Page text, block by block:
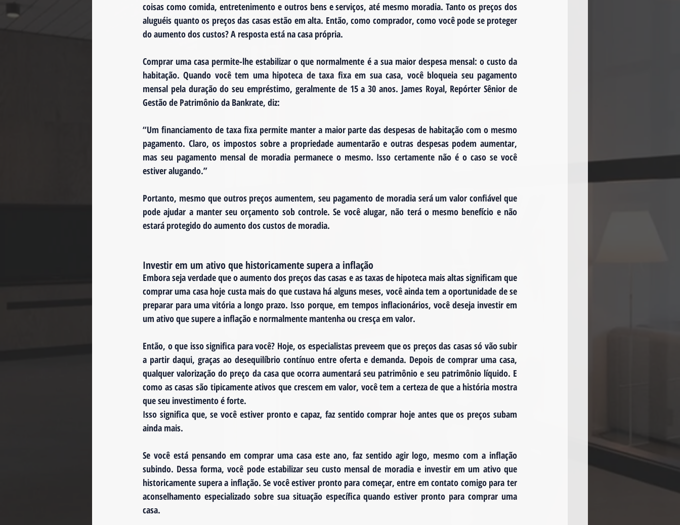
coisas como comida, entretenimento e outros bens e serviços, até mesmo moradia. Tanto os preços dos
aluguéis quanto os preços das casas estão em alta. Então, como comprador, como você pode se proteger
do aumento dos custos? A resposta está na casa própria.
Comprar uma casa permite-lhe estabilizar o que normalmente é a sua maior despesa mensal: o custo da
habitação. Quando você tem uma hipoteca de taxa fixa em sua casa, você bloqueia seu pagamento
mensal pela duração do seu empréstimo, geralmente de 15 a 30 anos. James Royal, Repórter Sênior de
Gestão de Patrimônio da Bankrate, diz:
“Um financiamento de taxa fixa permite manter a maior parte das despesas de habitação com o mesmo
pagamento. Claro, os impostos sobre a propriedade aumentarão e outras despesas podem aumentar,
mas seu pagamento mensal de moradia permanece o mesmo. Isso certamente não é o caso se você
estiver alugando.”
Portanto, mesmo que outros preços aumentem, seu pagamento de moradia será um valor confiável que
pode ajudar a manter seu orçamento sob controle. Se você alugar, não terá o mesmo benefício e não
estará protegido do aumento dos custos de moradia.
Investir em um ativo que historicamente supera a inflação
Embora seja verdade que o aumento dos preços das casas e as taxas de hipoteca mais altas significam que
comprar uma casa hoje custa mais do que custava há alguns meses, você ainda tem a oportunidade de se
preparar para uma vitória a longo prazo. Isso porque, em tempos inflacionários, você deseja investir em
um ativo que supere a inflação e normalmente mantenha ou cresça em valor.
Então, o que isso significa para você? Hoje, os especialistas preveem que os preços das casas só vão subir
a partir daqui, graças ao desequilíbrio contínuo entre oferta e demanda. Depois de comprar uma casa,
qualquer valorização do preço da casa que ocorra aumentará seu patrimônio e seu patrimônio líquido. E
como as casas são tipicamente ativos que crescem em valor, você tem a certeza de que a história mostra
que seu investimento é forte.
Isso significa que, se você estiver pronto e capaz, faz sentido comprar hoje antes que os preços subam
ainda mais.
Se você está pensando em comprar uma casa este ano, faz sentido agir logo, mesmo com a inflação
subindo. Dessa forma, você pode estabilizar seu custo mensal de moradia e investir em um ativo que
historicamente supera a inflação. Se você estiver pronto para começar, entre em contato comigo para ter
aconselhamento especializado sobre sua situação específica quando estiver pronto para comprar uma
casa.